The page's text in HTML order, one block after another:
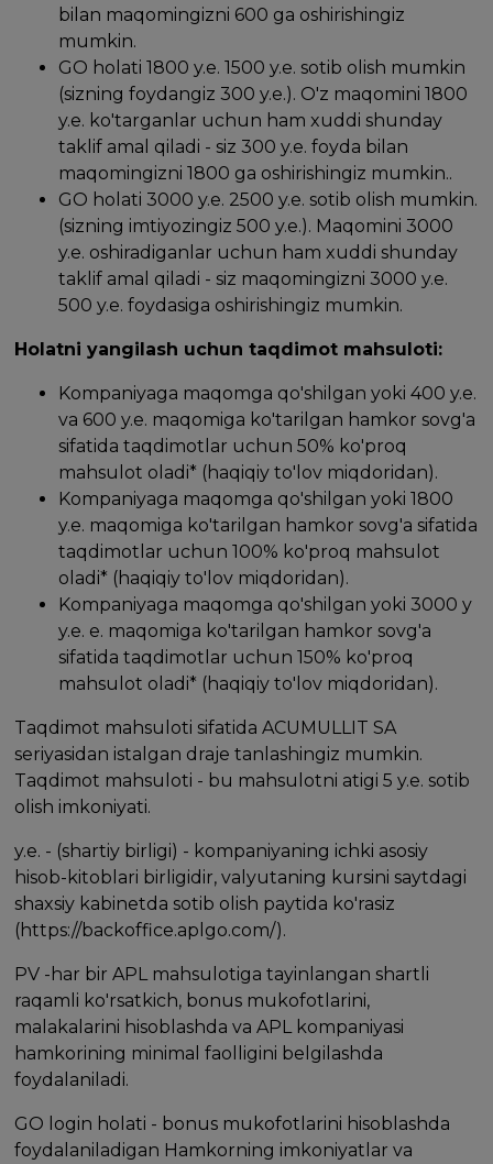
bilan maqomingizni 600 ga oshirishingiz
mumkin.
GO holati 1800 y.e. 1500 y.e. sotib olish mumkin
(sizning foydangiz 300 y.e.). O'z maqomini 1800
y.e. ko'targanlar uchun ham xuddi shunday
taklif amal qiladi - siz 300 y.e. foyda bilan
maqomingizni 1800 ga oshirishingiz mumkin..
GO holati 3000 y.e. 2500 y.e. sotib olish mumkin.
(sizning imtiyozingiz 500 y.e.). Maqomini 3000
y.e. oshiradiganlar uchun ham xuddi shunday
taklif amal qiladi - siz maqomingizni 3000 y.e.
500 y.e. foydasiga oshirishingiz mumkin.
Holatni yangilash uchun taqdimot mahsuloti:
Kompaniyaga maqomga qo'shilgan yoki 400 y.e.
va 600 y.e. maqomiga ko'tarilgan hamkor sovg'a
sifatida taqdimotlar uchun 50% ko'proq
mahsulot oladi* (haqiqiy to'lov miqdoridan).
Kompaniyaga maqomga qo'shilgan yoki 1800
y.e. maqomiga ko'tarilgan hamkor sovg'a sifatida
taqdimotlar uchun 100% ko'proq mahsulot
oladi* (haqiqiy to'lov miqdoridan).
Kompaniyaga maqomga qo'shilgan yoki 3000 y
y.e. e. maqomiga ko'tarilgan hamkor sovg'a
sifatida taqdimotlar uchun 150% ko'proq
mahsulot oladi* (haqiqiy to'lov miqdoridan).
Taqdimot mahsuloti sifatida ACUMULLIT SA
seriyasidan istalgan draje tanlashingiz mumkin.
Taqdimot mahsuloti - bu mahsulotni atigi 5 y.e. sotib
olish imkoniyati.
y.e. - (shartiy birligi) - kompaniyaning ichki asosiy
hisob-kitoblari birligidir, valyutaning kursini saytdagi
shaxsiy kabinetda sotib olish paytida ko'rasiz
(https://backoffice.aplgo.com/).
PV -har bir APL mahsulotiga tayinlangan shartli
raqamli ko'rsatkich, bonus mukofotlarini,
malakalarini hisoblashda va APL kompaniyasi
hamkorining minimal faolligini belgilashda
foydalaniladi.
GO login holati - bonus mukofotlarini hisoblashda
foydalaniladigan Hamkorning imkoniyatlar va